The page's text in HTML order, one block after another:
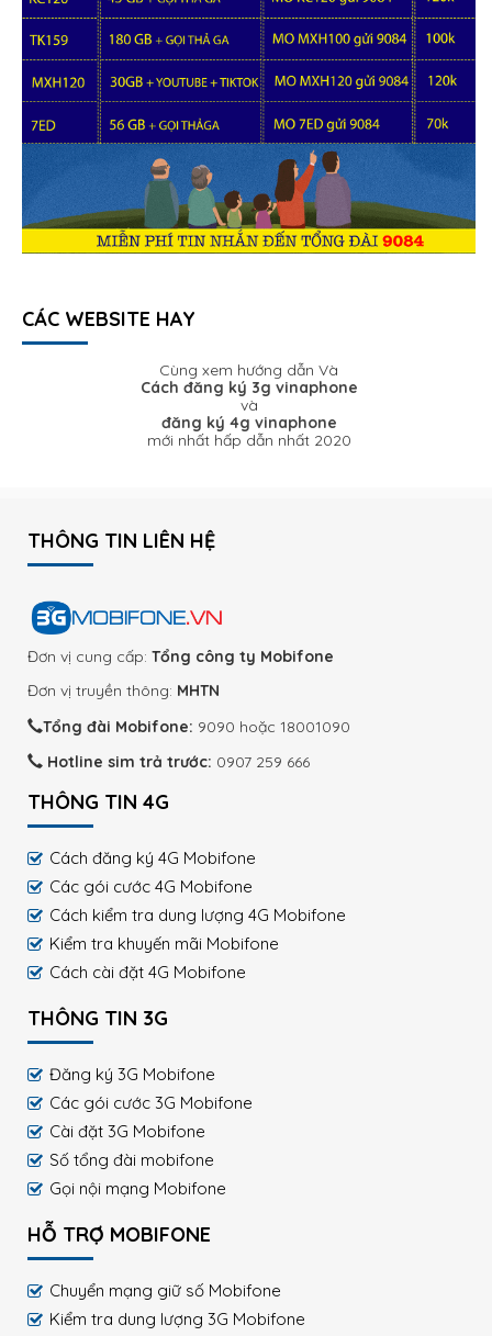
CÁC WEBSITE HAY
Cùng xem hướng dẫn Và
Cách đăng ký 3g vinaphone
và
đăng ký 4g vinaphone
mới nhất hấp dẫn nhất 2020
THÔNG TIN LIÊN HỆ
Đơn vị cung cấp: Tổng công ty Mobifone
Đơn vị truyền thông: MHTN
Tổng đài Mobifone: 9090 hoặc 18001090
Hotline sim trả trước: 0907 259 666
THÔNG TIN 4G
Cách đăng ký 4G Mobifone
Các gói cước 4G Mobifone
Cách kiểm tra dung lượng 4G Mobifone
Kiểm tra khuyến mãi Mobifone
Cách cài đặt 4G Mobifone
THÔNG TIN 3G
Đăng ký 3G Mobifone
Các gói cước 3G Mobifone
Cài đặt 3G Mobifone
Số tổng đài mobifone
Gọi nội mạng Mobifone
HỖ TRỢ MOBIFONE
Chuyển mạng giữ số Mobifone
Kiểm tra dung lượng 3G Mobifone